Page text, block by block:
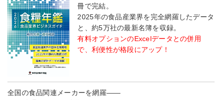
冊で完結。
2025年の食品産業界を完全網羅したデータ
と、約5万社の最新名簿を収録。
有料オプションのExcelデータとの併用
で、利便性が格段にアップ！
全国の食品関連メーカーを網羅――